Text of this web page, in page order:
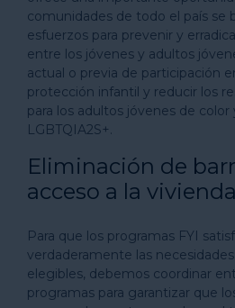
comunidades de todo el país se
esfuerzos para prevenir y
entre los jóvenes y adultos
actual o previa de participación
protección infantil y reducir los
para los adultos jóvenes de color
LGBTQIA2S+.
Eliminación de
acceso a la vivienda
Para que los programas FYI
verdaderamente las
elegibles, debemos coordinar
programas para garantizar que